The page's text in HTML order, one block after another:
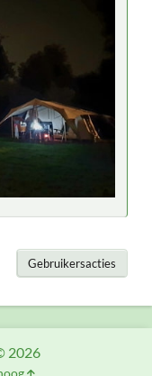
Gebruikersacties
2026